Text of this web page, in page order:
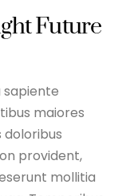
Future
maiores
provident,
mollitia